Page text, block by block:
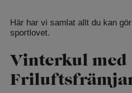
Här har vi samlat allt du kan
sportlovet.
Vinterkul med